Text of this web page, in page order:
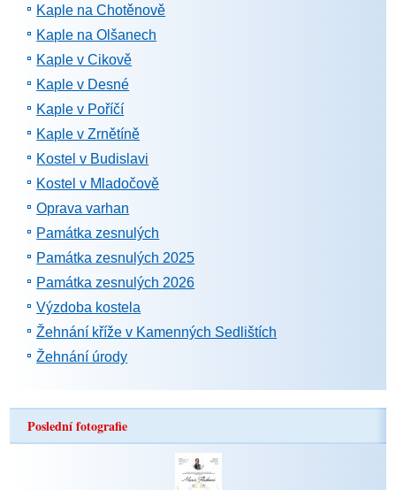
Kaple na Chotěnově
Kaple na Olšanech
Kaple v Cikově
Kaple v Desné
Kaple v Poříčí
Kaple v Zrnětíně
Kostel v Budislavi
Kostel v Mladočově
Oprava varhan
Památka zesnulých
Památka zesnulých 2025
Památka zesnulých 2026
Výzdoba kostela
Žehnání kříže v Kamenných Sedlištích
Žehnání úrody
Poslední fotografie